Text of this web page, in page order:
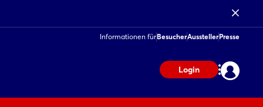
Informationen fürBesucherAusstellerPresse
Login